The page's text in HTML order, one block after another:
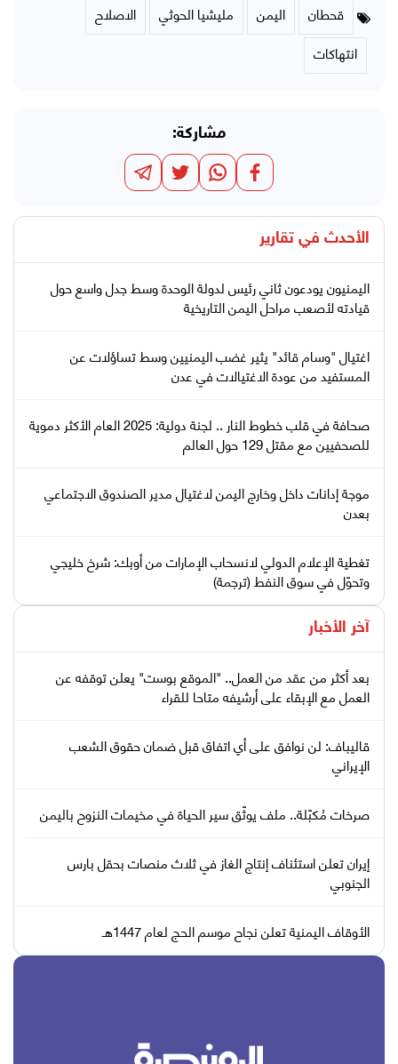
قحطان اليمن مليشيا الحوثي
الاصلاح
انتهاكات
مشاركة:
الأحدث في تقارير
اليمنيون يودعون ثاني رئيس لدولة الوحدة وسط جدل واسع حول
قيادته لأصعب مراحل اليمن التاريخية
اغتيال "وسام قائد" يثير غضب اليمنيين وسط تساؤلات عن
المستفيد من عودة الاغتيالات في عدن
صحافة في قلب خطوط النار .. لجنة دولية: 2025 العام الأكثر دموية
للصحفيين مع مقتل 129 حول العالم
موجة إدانات داخل وخارج اليمن لاغتيال مدير الصندوق الاجتماعي
بعدن
تغطية الإعلام الدولي لانسحاب الإمارات من أوبك: شرخ خليجي
وتحوّل في سوق النفط (ترجمة)
آخر الأخبار
بعد أكثر من عقد من العمل.. "الموقع بوست" يعلن توقفه عن
العمل مع الإبقاء على أرشيفه متاحا للقراء
قاليباف: لن نوافق على أي اتفاق قبل ضمان حقوق الشعب
الإيراني
صرخات مُكبّلة.. ملف يوثّق سير الحياة في مخيمات النزوح باليمن
إيران تعلن استئناف إنتاج الغاز في ثلاث منصات بحقل بارس
الجنوبي
الأوقاف اليمنية تعلن نجاح موسم الحج لعام 1447هـ